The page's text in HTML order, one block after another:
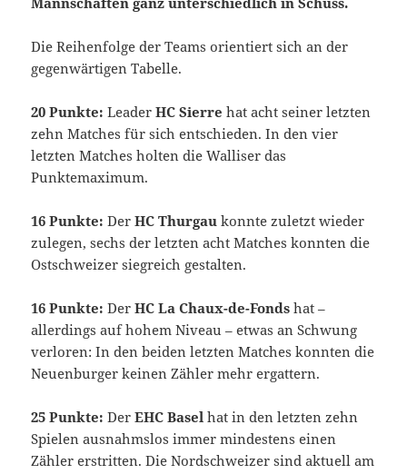
Die Reihenfolge der Teams orientiert sich an der
gegenwärtigen Tabelle.
20 Punkte: LeaderHC Sierre hat acht seiner letzten
zehn Matches für sich entschieden. In den vier
letzten Matches holten die Walliser das
Punktemaximum.
16 Punkte: DerHC Thurgau konnte zuletzt wieder
zulegen, sechs der letzten acht Matches konnten die
Ostschweizer siegreich gestalten.
16 Punkte: DerHC La Chaux-de-Fonds hat –
allerdings auf hohem Niveau – etwas an Schwung
verloren: In den beiden letzten Matches konnten die
Neuenburger keinen Zähler mehr ergattern.
25 Punkte: DerEHC Basel hat in den letzten zehn
Spielen ausnahmslos immer mindestens einen
Zähler erstritten. Die Nordschweizer sind aktuell am